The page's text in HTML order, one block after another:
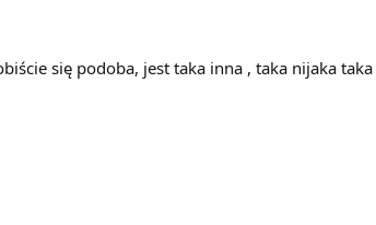
się podoba, jest taka inna , taka nijaka taka